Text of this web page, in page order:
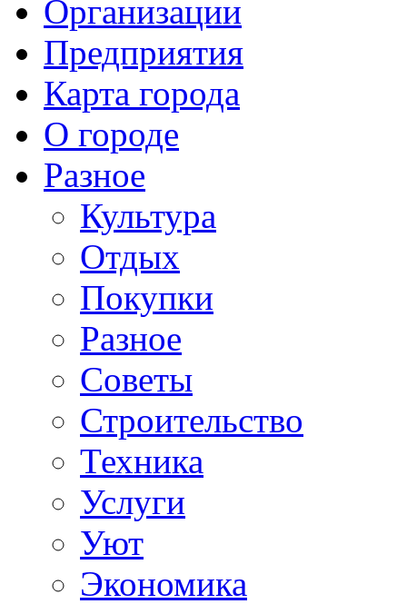
Организации
Предприятия
Карта города
О городе
Разное
Культура
Отдых
Покупки
Разное
Советы
Строительство
Техника
Услуги
Уют
Экономика